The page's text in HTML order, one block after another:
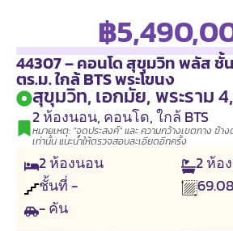
฿
44307 – คอนโด สุขุมวิท พลัส ชั้
ตร.ม. ใกล้ BTS พระโขนง
สุขุมวิท, เอกมัย, พระราม
2 ห้องนอน, คอนโด,ใกล้ BTS
หมายเหตุ: "จุดประสงค์" และ ความกว้างเขตทาง ข้า
เท่านั้น แนะนำให้ตรวจสอบละเอียดอีกครั้ง
2ห้องนอน 2ห้อ
ชั้นที่ -
69.08
- คัน